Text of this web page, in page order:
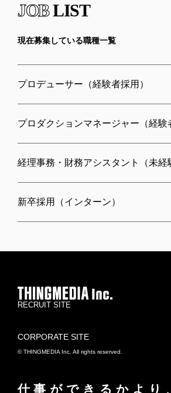
JOBLIST
現在募集している職種一覧
プロデューサー（経験者採用）
プロダクションマネージャー（経験
経理事務・財務アシスタント（未経
新卒採用（インターン）
RECRUIT SITE
CORPORATE SITE
© THINGMEDIA Inc. All rights reserved.
仕事ができるかより